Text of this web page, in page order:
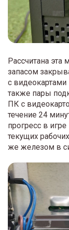
Рассчитана эта
запасом
с видеокартами
также пары
ПК с
течение 24
прогресс в
текущих
же железом в